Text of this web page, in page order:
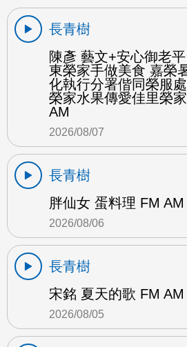
長青樹
陳彥 藝文+安心御老
東榮家手做美食 嘉榮
化執行分署偕同榮服
榮家水果傳愛佳里榮
AM
2026/08/07
長青樹
胖仙女 蛋料理 FM AM
2026/08/06
長青樹
宋銘 夏天的歌 FM AM
2026/08/05